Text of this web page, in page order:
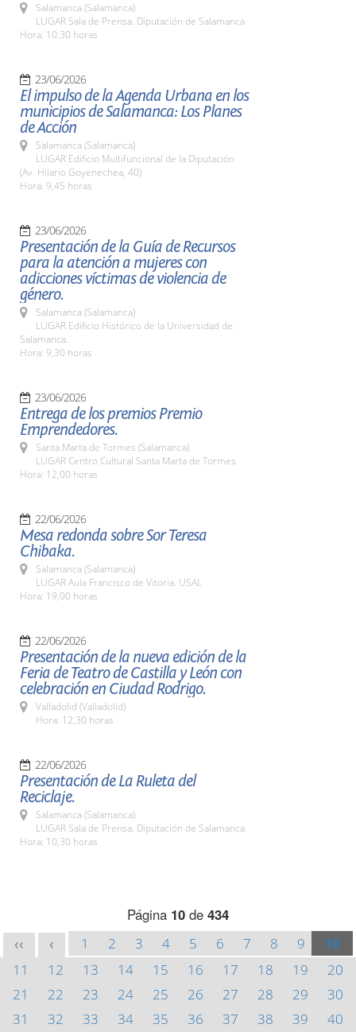
Salamanca (Salamanca)
LUGAR Sala de Prensa. Diputación de Salamanca
Hora: 10:30 horas
23/06/2026
El impulso de la Agenda Urbana en los
municipios de Salamanca: Los Planes
de Acción
Salamanca (Salamanca)
LUGAR Edificio Multifuncional de la Diputación
(Av. Hilario Goyenechea, 40)
Hora: 9,45 horas
23/06/2026
Presentación de la Guía de Recursos
para la atención a mujeres con
adicciones víctimas de violencia de
género.
Salamanca (Salamanca)
LUGAR Edificio Histórico de la Universidad de
Salamanca.
Hora: 9,30 horas
23/06/2026
Entrega de los premios Premio
Emprendedores.
Santa Marta de Tormes (Salamanca)
LUGAR Centro Cultural Santa Marta de Tormes
Hora: 12,00 horas
22/06/2026
Mesa redonda sobre Sor Teresa
Chibaka.
Salamanca (Salamanca)
LUGAR Aula Francisco de Vitoria. USAL
Hora: 19,00 horas
22/06/2026
Presentación de la nueva edición de la
Feria de Teatro de Castilla y León con
celebración en Ciudad Rodrigo.
Valladolid (Valladolid)
Hora: 12,30 horas
22/06/2026
Presentación de La Ruleta del
Reciclaje.
Salamanca (Salamanca)
LUGAR Sala de Prensa. Diputación de Salamanca
Hora: 10,30 horas
Página 10 de 434
<< < 1 2 3 4 5 6 7 8 9
10
11
12 13 14 15 16 17 18 19
20
21
22 23 24 25 26 27 28 29
30
31
32 33 34 35 36 37 38 39
40